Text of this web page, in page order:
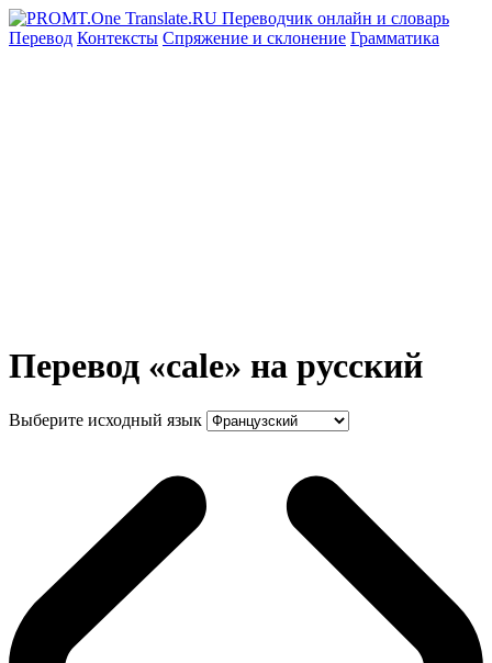
Перевод Контексты Спряжение и склонение Грамматика
Перевод «cale» на русский
Выберите исходный язык